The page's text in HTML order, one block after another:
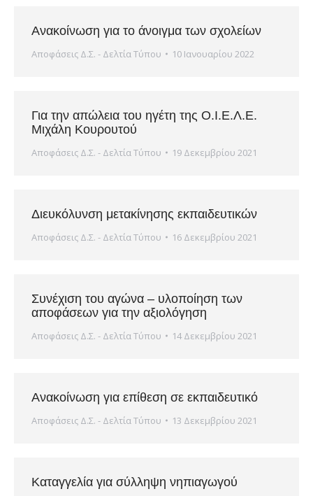
Ανακοίνωση για το άνοιγμα των σχολείων
Αποφάσεις Δ.Σ. - Δελτία Τύπου 10 Ιανουαρίου 2022
Για την απώλεια του ηγέτη της Ο.Ι.Ε.Λ.Ε.
Μιχάλη Κουρουτού
Αποφάσεις Δ.Σ. - Δελτία Τύπου 19 Δεκεμβρίου 2021
Διευκόλυνση μετακίνησης εκπαιδευτικών
Αποφάσεις Δ.Σ. - Δελτία Τύπου 16 Δεκεμβρίου 2021
Συνέχιση του αγώνα – υλοποίηση των
αποφάσεων για την αξιολόγηση
Αποφάσεις Δ.Σ. - Δελτία Τύπου 14 Δεκεμβρίου 2021
Ανακοίνωση για επίθεση σε εκπαιδευτικό
Αποφάσεις Δ.Σ. - Δελτία Τύπου 13 Δεκεμβρίου 2021
Καταγγελία για σύλληψη νηπιαγωγού